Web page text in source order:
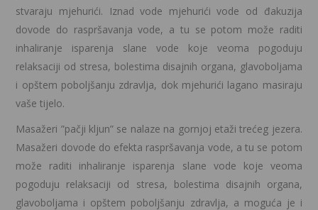
stvaraju mjehurići. Iznad vode mjehurići vode od đakuzija
dovode do raspršavanja vode, a tu se potom može raditi
inhaliranje isparenja slane vode koje veoma pogoduju
relaksaciji od stresa, bolestima disajnih organa, glavoboljama
i opštem poboljšanju zdravlja, dok mjehurići lagano masiraju
vaše tijelo.
Masažeri ”pačji kljun” se nalaze na gornjoj etaži trećeg jezera.
Masažeri dovode do efekta raspršavanja vode, a tu se potom
može raditi inhaliranje isparenja slane vode koje veoma
pogoduju relaksaciji od stresa, bolestima disajnih organa,
glavoboljama i opštem poboljšanju zdravlja, a moguća je i